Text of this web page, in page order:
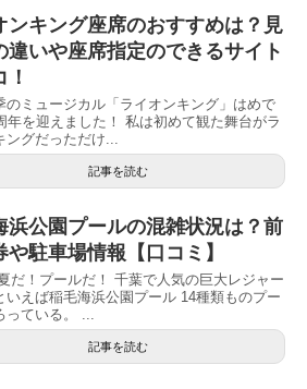
ンキング座席のおすすめは？見
違いや座席指定のできるサイト
のミュージカル「ライオンキング」はめで
年を迎えました！ 私は初めて観た舞台がラ
ングだっただけ...
記事を読む
浜公園プールの混雑状況は？前
や駐車場情報【口コミ】
だ！プールだ！ 千葉で人気の巨大レジャー
いえば稲毛海浜公園プール 14種類ものプー
っている。 ...
記事を読む